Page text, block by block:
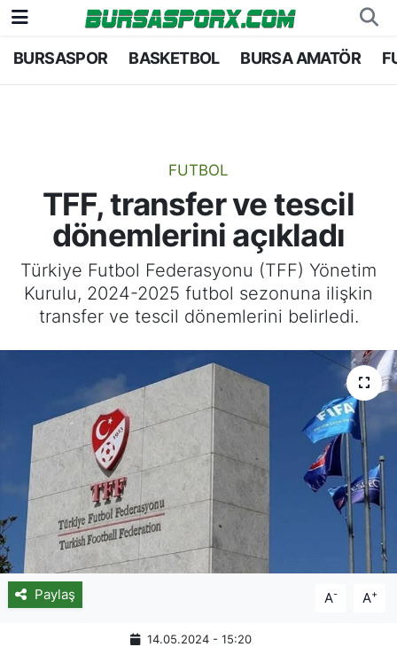
BURSASPOR BASKETBOL BURSA AMATÖR
FUTBOL
TFF, transfer ve tescil
dönemlerini açıkladı
Türkiye Futbol Federasyonu (TFF) Yönetim
Kurulu, 2024-2025 futbol sezonuna ilişkin
transfer ve tescil dönemlerini belirledi.
Paylaş A- A+
14.05.2024 - 15:20
Bursaspor
Bursa Amatör
Hentbol
Voleybol
Bursa Nöbetçi Eczaneler
Bursa Trafik Yoğunluk Haritası
TFF 1.Lig Puan Durumu ve Fikstür
Tüm Manşetler
Haber Arşivi